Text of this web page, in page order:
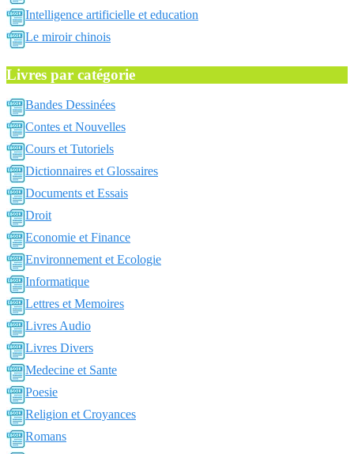
Intelligence artificielle et education
Le miroir chinois
Livres par catégorie
Bandes Dessinées
Contes et Nouvelles
Cours et Tutoriels
Dictionnaires et Glossaires
Documents et Essais
Droit
Economie et Finance
Environnement et Ecologie
Informatique
Lettres et Memoires
Livres Audio
Livres Divers
Medecine et Sante
Poesie
Religion et Croyances
Romans